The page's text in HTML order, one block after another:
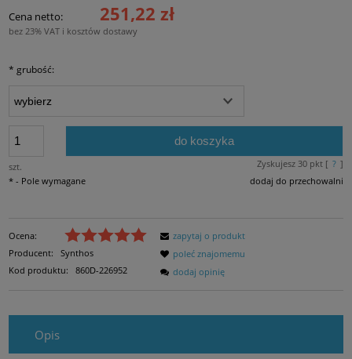
Cena netto: 251,22 zł
bez 23% VAT i kosztów dostawy
* grubość:
szt.
do koszyka
Zyskujesz 30pkt [ ? ]
dodaj do przechowalni
* - Pole wymagane
Ocena:
Producent:
Synthos
Kod produktu:
860D-226952
zapytaj o produkt
poleć znajomemu
dodaj opinię
Opis